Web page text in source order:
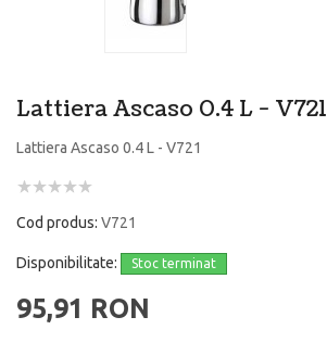
Lattiera Ascaso 0.4 L - V721
Lattiera Ascaso 0.4 L - V721
Cod produs: V721
Disponibilitate: Stoc terminat
95,91 RON